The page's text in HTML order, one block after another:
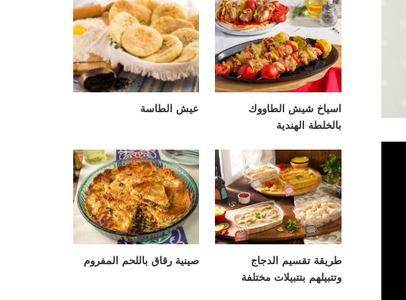
اسياخ شيش الطاووك
بالخلطة الهندية
عيش الطاسة
طريقة تقسيم الدجاج
وتتبيلهم بتتبيلات مختلفة
صينية رقاق باللحم المفروم